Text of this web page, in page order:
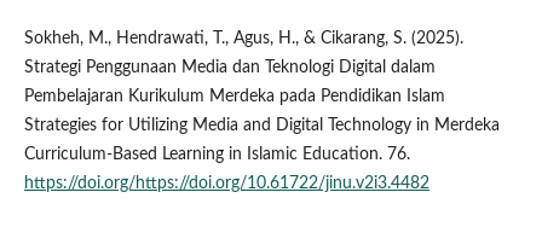
Sokheh, M., Hendrawati, T., Agus, H., & Cikarang, S. (2025).
Strategi Penggunaan Media dan Teknologi Digital dalam
Pembelajaran Kurikulum Merdeka pada Pendidikan Islam
Strategies for Utilizing Media and Digital Technology in Merdeka
Curriculum-Based Learning in Islamic Education. 76.
https://doi.org/https://doi.org/10.61722/jinu.v2i3.4482